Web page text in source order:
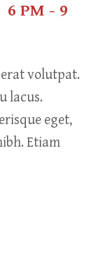
6 PM - 9
volutpat.
lacus.
eget,
Etiam